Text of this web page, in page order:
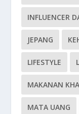
INFLUENCER
JEPANG
LIFESTYLE
MAKANAN
MATA UANG